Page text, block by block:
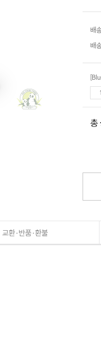
배
배
총
교환·반품·환불